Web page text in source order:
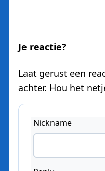
Je reactie?
Laat gerust een
achter. Hou het